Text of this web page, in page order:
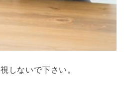
しないで下さい。